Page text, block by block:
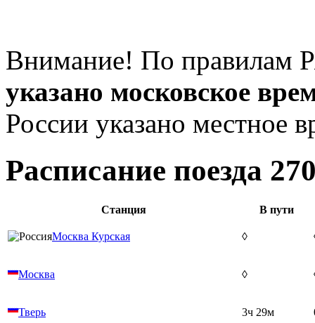
Внимание! По правилам
указано московское
России указано местное
Расписание поезда
Станция В пути
Москва Курская ◊
Москва ◊
Тверь 3ч 29м